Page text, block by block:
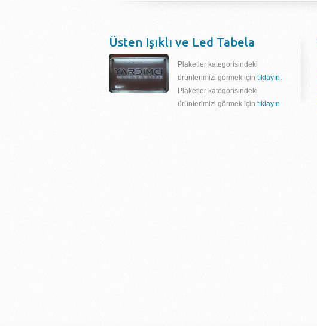
Üsten Işıklı ve Led Tabela
Plaketler kategorisindeki
ürünlerimizi görmek için tıklayın.
Plaketler kategorisindeki
ürünlerimizi görmek için tıklayın.